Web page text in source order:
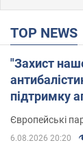
TOP NEWS
"Захист
підтримку
Європейські
6.08.2026 20:20